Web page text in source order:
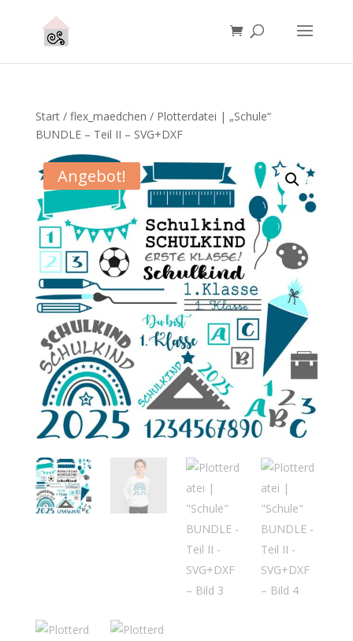
Start/ flex_maedchen / Plotterdatei | „Schule“
BUNDLE – Teil II – SVG+DXF
Angebot!